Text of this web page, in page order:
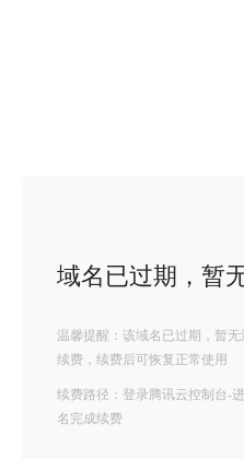
域名已过期，暂
温馨提醒：该域名已过期，暂
续费，续费后可恢复正常使用
续费路径：登录腾讯云控制台-
名完成续费